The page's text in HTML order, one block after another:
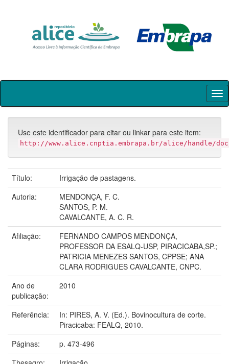
Skip
Use este identificador para citar ou linkar para este item:
http://www.alice.cnptia.embrapa.br/alice/handle/
Título:
Irrigação de pastagens.
Autoria:
MENDONÇA, F. C.
SANTOS, P. M.
CAVALCANTE, A. C. R.
Afiliação:
FERNANDO CAMPOS MENDONÇA,
PROFESSOR DA ESALQ-USP, PIRACICABA,SP.;
PATRICIA MENEZES SANTOS, CPPSE; ANA
CLARA RODRIGUES CAVALCANTE, CNPC.
Ano de
publicação:
2010
Referência:
In: PIRES, A. V. (Ed.). Bovinocultura de corte.
Piracicaba: FEALQ, 2010.
Páginas:
p. 473-496